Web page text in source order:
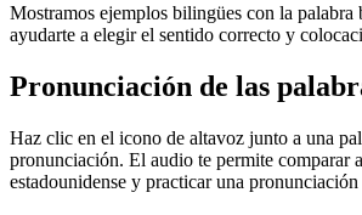
Mostramos ejemplos bilingües con la palabra
ayudarte a elegir el sentido correcto y
Pronunciación de las
Haz clic en el icono de altavoz junto a una
pronunciación. El audio te permite comparar
estadounidense y practicar una pronunciación